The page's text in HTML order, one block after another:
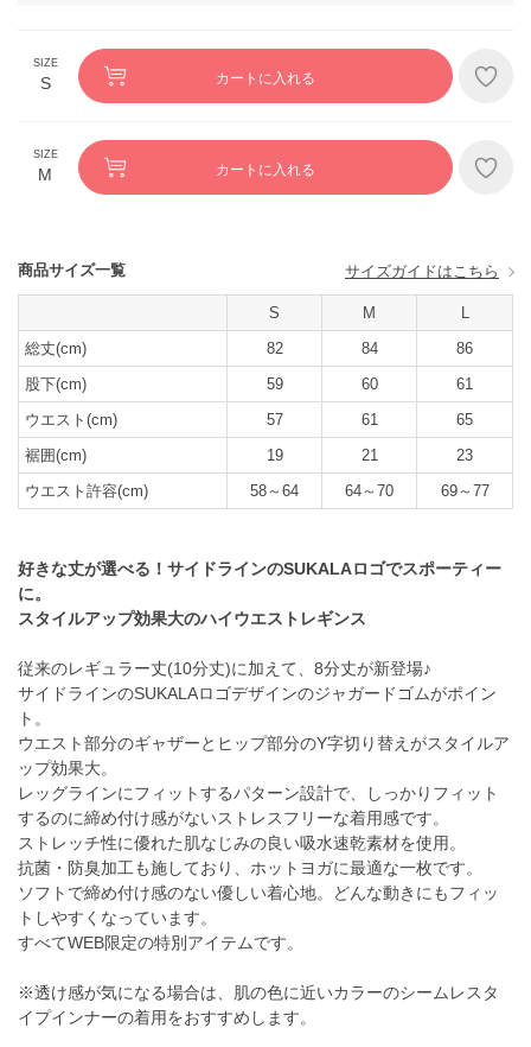
S カートに入れる
M カートに入れる
商品サイズ一覧 サイズガイドはこちら
S M
L
総丈(cm)
82 84
86
股下(cm)
59 60
61
ウエスト(cm)
57 61
65
裾囲(cm)
19 21
23
ウエスト許容(cm)
58～64 64～70 69～77
好きな丈が選べる！サイドラインのSUKALAロゴでスポーティー
に。
スタイルアップ効果大のハイウエストレギンス
従来のレギュラー丈(10分丈)に加えて、8分丈が新登場♪
サイドラインのSUKALAロゴデザインのジャガードゴムがポイン
ト。
ウエスト部分のギャザーとヒップ部分のY字切り替えがスタイルア
ップ効果大。
レッグラインにフィットするパターン設計で、しっかりフィット
するのに締め付け感がないストレスフリーな着用感です。
ストレッチ性に優れた肌なじみの良い吸水速乾素材を使用。
抗菌・防臭加工も施しており、ホットヨガに最適な一枚です。
ソフトで締め付け感のない優しい着心地。どんな動きにもフィッ
トしやすくなっています。
すべてWEB限定の特別アイテムです。
※透け感が気になる場合は、肌の色に近いカラーのシームレスタ
イプインナーの着用をおすすめします。